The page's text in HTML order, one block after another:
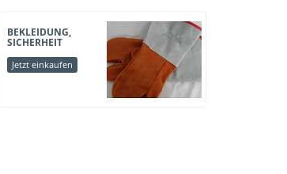
BEKLEIDUNG,
SICHERHEIT
Jetzt einkaufen